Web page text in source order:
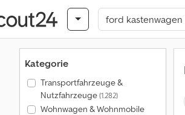
Kategorie
Transportfahrzeuge &
Nutzfahrzeuge(1.282)
Wohnwagen & Wohnmobile